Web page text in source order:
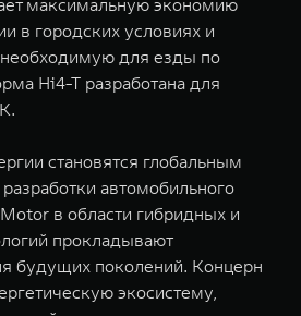
максимальную экономию
в городских условиях и
для езды по
Hi4-T разработана для
становятся глобальным
автомобильного
в области гибридных и
прокладывают
будущих поколений. Концерн
экосистему,